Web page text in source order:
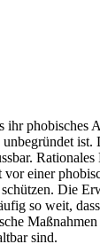
ihr phobisches
vor einer
Die
so weit,
sind.